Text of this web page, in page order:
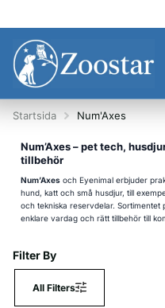
Startsida Num'Axes
Num’Axes – pet tech,
tillbehör
Num’Axes och Eyenimal erbjuder
hund, katt och små husdjur, till
och tekniska reservdelar.
enklare vardag och rätt tillbehör till
Filter By
All Filters